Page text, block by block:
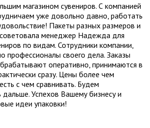
магазином сувениров. С компанией
уже довольно давно, работать
Пакеты разных размеров и
менеджер Надежда для
по видам. Сотрудники компании,
профессионалы своего дела. Заказы
оперативно, принимаются в
сразу. Цены более чем
с чем сравнивать. Будем
дальше. Успехов Вашему бизнесу и
идеи упаковки!